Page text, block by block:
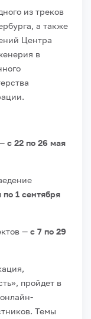
из треков
а также
Центра
в
с 22 по 26 мая
по 1 сентября
— с 7 по 29
пройдет в
Темы